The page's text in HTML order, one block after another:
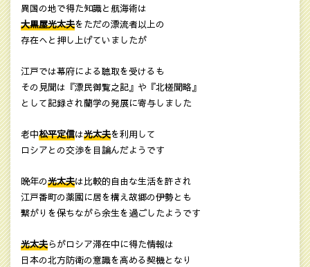
異国の地で得た知識と航海術は
大黒屋光太夫をただの漂流者以上の
存在へと押し上げていましたが
江戸では幕府による聴取を受けるも
その見聞は『漂民御覧之記』や『北槎聞略』
として記録され蘭学の発展に寄与しました
老中松平定信は光太夫を利用して
ロシアとの交渉を目論んだようです
晩年の光太夫は比較的自由な生活を許され
江戸番町の薬園に居を構え故郷の伊勢とも
繋がりを保ちながら余生を過ごしたようです
光太夫らがロシア滞在中に得た情報は
日本の北方防衛の意識を高める契機となり